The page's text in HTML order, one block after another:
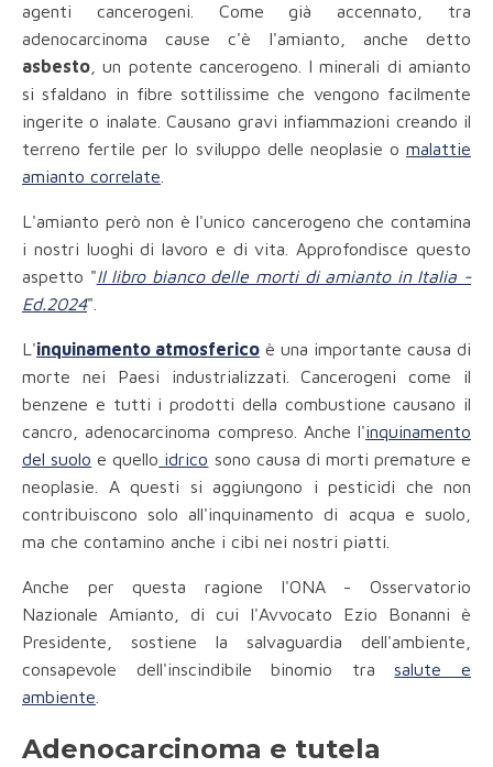
agenti cancerogeni. Come già accennato, tra
adenocarcinoma cause c'è l'amianto, anche detto
asbesto , un potente cancerogeno. I minerali di amianto
si sfaldano in fibre sottilissime che vengono facilmente
ingerite o inalate. Causano gravi infiammazioni creando il
terreno fertile per lo sviluppo delle neoplasie o malattie
amianto correlate
L'amianto però non è l'unico cancerogeno che contamina
i nostri luoghi di lavoro e di vita. Approfondisce questo
aspetto "Il libro bianco delle morti di amianto in Italia -
Ed.2024".
L'inquinamento atmosferico è una importante causa di
morte nei Paesi industrializzati. Cancerogeni come il
benzene e tutti i prodotti della combustione causano il
cancro, adenocarcinoma compreso. Anche l'inquinamento
del suolo e quello idrico sono causa di morti premature e
neoplasie. A questi si aggiungono i pesticidi che non
contribuiscono solo all'inquinamento di acqua e suolo,
ma che contamino anche i cibi nei nostri piatti.
Anche per questa ragione l'ONA - Osservatorio
Nazionale Amianto, di cui l'Avvocato Ezio Bonanni è
Presidente, sostiene la salvaguardia dell'ambiente,
consapevole dell'inscindibile binomio trasalute e
ambiente
Adenocarcinoma e tutela